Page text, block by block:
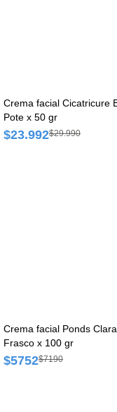
Crema facial Cicatricure
Pote x 50 gr
$23.992$29.990
Crema facial Ponds
Frasco x 100 gr
$5752$7190